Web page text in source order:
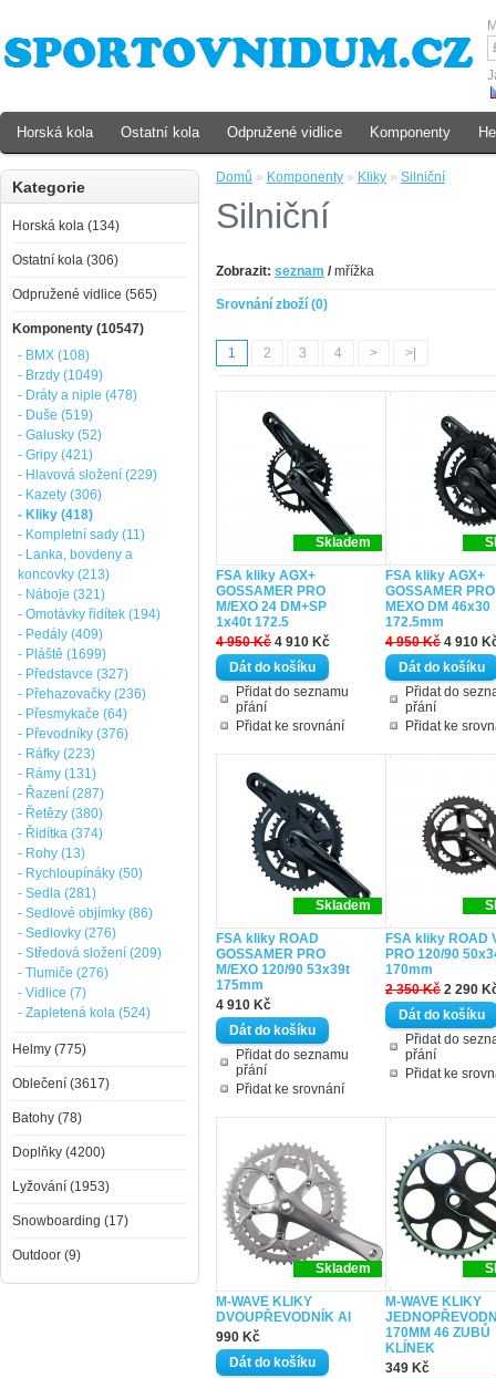
Domů » Komponenty » Kliky » Silniční
Silniční
Zobrazit: seznam /mřížka
Srovnání zboží (0)
1 2 3 4 > >|
Skladem
FSA kliky AGX+
GOSSAMER PRO
M/EXO 24 DM+SP
1x40t 172.5
4 950 Kč 4 910 Kč
Přidat do seznamu
přání
Přidat ke srovnání
FSA kliky AGX+
GOSSAMER PRO
MEXO DM 46x30
172.5mm
4 950 Kč 4 910
Přidat do
přání
Přidat ke
Skladem
FSA kliky ROAD
GOSSAMER PRO
M/EXO 120/90 53x39t
175mm
4 910 Kč
Přidat do seznamu
přání
Přidat ke srovnání
FSA kliky ROAD
PRO 120/90
170mm
2 350 Kč 2 290
Přidat do
přání
Přidat ke
Skladem
M-WAVE KLIKY
DVOUPŘEVODNÍK Al
990 Kč
M-WAVE KLIKY
170MM 46 ZUBŮ
KLÍNEK
349 Kč
Kategorie
Horská kola (134)
Ostatní kola (306)
Odpružené vidlice (565)
Komponenty (10547)
- BMX (108)
- Brzdy (1049)
- Dráty a niple (478)
- Duše (519)
- Galusky (52)
- Gripy (421)
- Hlavová složení (229)
- Kazety (306)
- Kliky (418)
- Kompletní sady (11)
- Lanka, bovdeny a
koncovky (213)
- Náboje (321)
- Omotávky řidítek (194)
- Pedály (409)
- Pláště (1699)
- Představce (327)
- Přehazovačky (236)
- Přesmykače (64)
- Převodníky (376)
- Ráfky (223)
- Rámy (131)
- Řazení (287)
- Řetězy (380)
- Řidítka (374)
- Rohy (13)
- Rychloupínáky (50)
- Sedla (281)
- Sedlové objímky (86)
- Sedlovky (276)
- Středová složení (209)
- Tlumiče (276)
- Vidlice (7)
- Zapletená kola (524)
Helmy (775)
Oblečení (3617)
Batohy (78)
Doplňky (4200)
Lyžování (1953)
Snowboarding (17)
Outdoor (9)
Horská kola Ostatní kola Odpružené vidlice Komponenty